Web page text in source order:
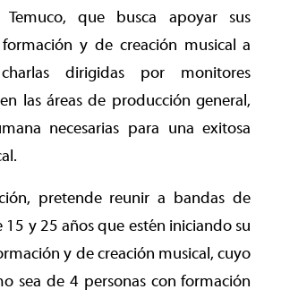
que busca apoyar sus
y de creación musical a
dirigidas por monitores
las áreas de producción general,
necesarias para una exitosa
pretende reunir a bandas de
15 y 25 años que estén iniciando su
y de creación musical, cuyo
sea de 4 personas con formación